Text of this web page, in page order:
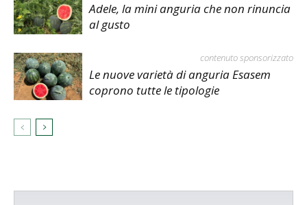
Adele, la mini anguria che non rinuncia
al gusto
contenuto sponsorizzato
Le nuove varietà di anguria Esasem
coprono tutte le tipologie